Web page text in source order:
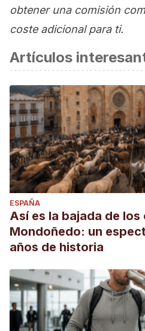
obtener una comisión
coste adicional para ti.
Artículos
ESPAÑA
Así es la bajada de los
Mondoñedo: un
años de historia